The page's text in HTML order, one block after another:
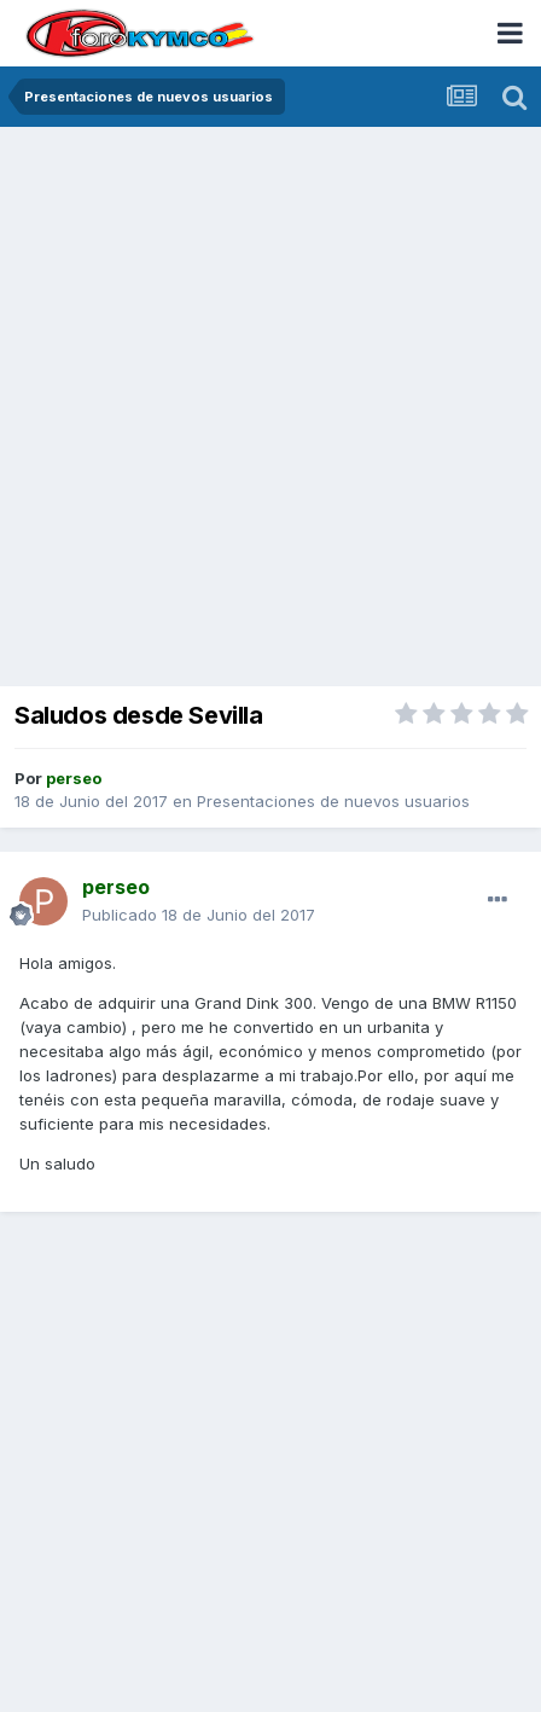
Presentaciones de nuevos usuarios
Saludos desde Sevilla
Por perseo
18 de Junio del 2017 en Presentaciones de nuevos usuarios
perseo
Publicado 18 de Junio del 2017
Hola amigos.
Acabo de adquirir una Grand Dink 300. Vengo de una BMW R1150
(vaya cambio) , pero me he convertido en un urbanita y
necesitaba algo más ágil, económico y menos comprometido (por
los ladrones) para desplazarme a mi trabajo.Por ello, por aquí me
tenéis con esta pequeña maravilla, cómoda, de rodaje suave y
suficiente para mis necesidades.
Un saludo